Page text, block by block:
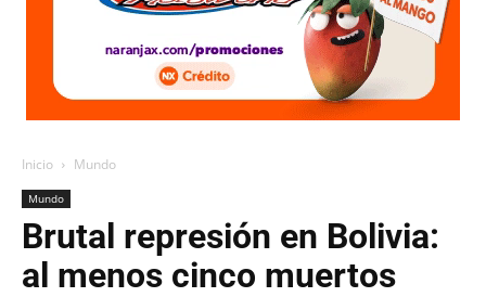
Inicio Mundo
Mundo
Brutal represión en Bolivia:
al menos cinco muertos